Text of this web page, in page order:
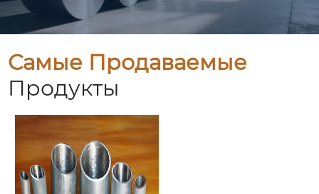
Самые Продаваемые
Продукты